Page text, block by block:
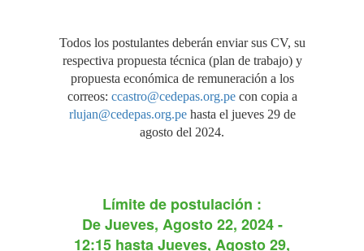
LIBERTAD”"
Todos los postulantes deberán enviar sus CV, su
respectiva propuesta técnica (plan de trabajo) y
propuesta económica de remuneración a los
correos: ccastro@cedepas.org.pecon copia a
rlujan@cedepas.org.pehasta el jueves 29 de
agosto del 2024.
Límite de postulación :
DeJueves, Agosto 22, 2024 -
12:15 hastaJueves, Agosto 29,